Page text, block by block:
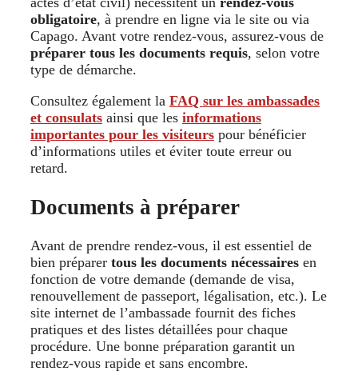
obligatoire, à prendre en ligne via le site ou via
Capago. Avant votre rendez-vous, assurez-vous de
préparer tous les documents requis, selon votre
type de démarche.
Consultez également la FAQ sur les ambassades
et consulats ainsi que les informations
importantes pour les visiteurs pour bénéficier
d’informations utiles et éviter toute erreur ou
retard.
Documents à préparer
Avant de prendre rendez-vous, il est essentiel de
bien préparer tous les documents nécessaires en
fonction de votre demande (demande de visa,
renouvellement de passeport, légalisation, etc.). Le
site internet de l’ambassade fournit des fiches
pratiques et des listes détaillées pour chaque
procédure. Une bonne préparation garantit un
rendez-vous rapide et sans encombre.